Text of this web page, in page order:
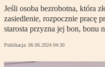
Jeśli osoba bezrobotna, która
zasiedlenie, rozpocznie pracę
starosta przyzna jej bon, bonu
Publikacja: 06.06.2024 04:30